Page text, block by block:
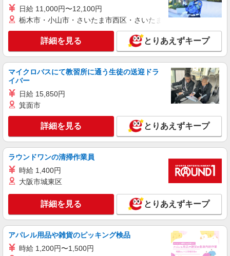
正社員
【店長職】ソフトバンクショップの携帯販売ス
月給 260,000円 〜 322,000円 試用期間あり 6
ヶ月 月給25万円以上 ※経験・能力による 【試用
期間】月給 260000 円 〜 322000 円
■ソフトバンク成増店 東京都 板橋区 成増1丁
キープ 詳細を見る
正社員
ソフトバンク高島平店
【店長職】ソフトバンクショップの携帯販売ス
月給 260,000円 〜 322,000円 試用期間あり 6
ヶ月 月給25万円以上 ※経験・能力による 【試用
期間】月給 260000 円 〜 322000 円
■ソフトバンク高島平店 東京都 板橋区 高島平
8丁目 4‐12 ロイヤルステージ恵比寿1F
キープ 詳細を見る
日給 11,000円〜12,100円
栃木市・小山市・さいたま市西区・さいたま市岩槻区・久喜市・
詳細を見る とりあえずキープ
マイクロバスにて教習所に通う生徒の送迎ドラ
イバー
日給 15,850円
箕面市
詳細を見る とりあえずキープ
ラウンドワンの清掃作業員
時給 1,400円
大阪市城東区
詳細を見る とりあえずキープ
アパレル用品や雑貨のピッキング検品
時給 1,200円〜1,500円